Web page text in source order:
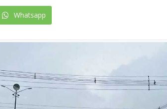
Whatsapp